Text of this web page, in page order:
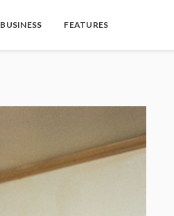
BUSINESS FEATURES